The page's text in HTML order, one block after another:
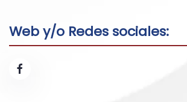
Web y/o Redes sociales: